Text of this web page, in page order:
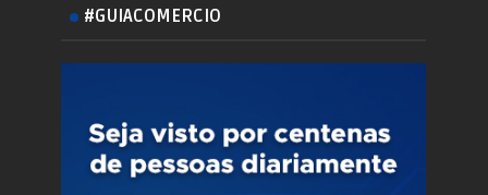
#GUIACOMERCIO